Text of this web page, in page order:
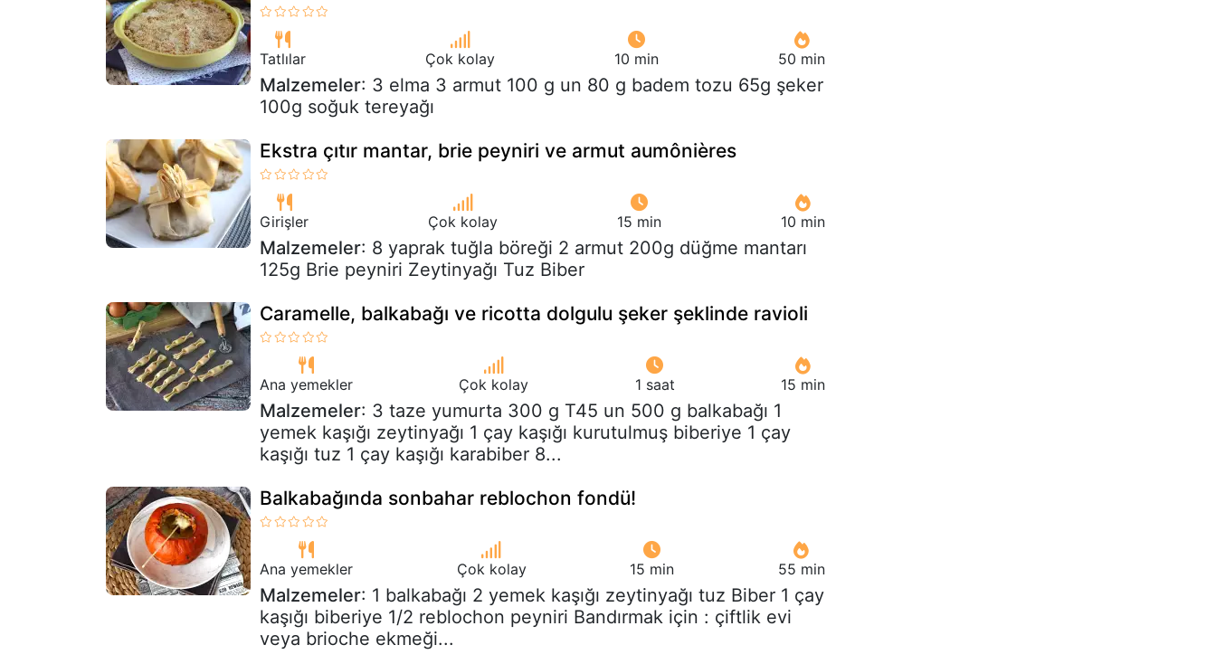
Tatlılar Çok kolay 10 min 50 min
Malzemeler: 3 elma 3 armut 100 g un 80 g badem tozu 65g şeker
100g soğuk tereyağı
Ekstra çıtır mantar, brie peyniri ve armut aumônières
Girişler Çok kolay 15 min 10 min
Malzemeler: 8 yaprak tuğla böreği 2 armut 200g düğme mantarı
125g Brie peyniri Zeytinyağı Tuz Biber
Caramelle, balkabağı ve ricotta dolgulu şeker şeklinde ravioli
Ana yemekler Çok kolay 1 saat 15 min
Malzemeler: 3 taze yumurta 300 g T45 un 500 g balkabağı 1
yemek kaşığı zeytinyağı 1 çay kaşığı kurutulmuş biberiye 1 çay
kaşığı tuz 1 çay kaşığı karabiber 8...
Balkabağında sonbahar reblochon fondü!
Ana yemekler Çok kolay 15 min 55 min
Malzemeler: 1 balkabağı 2 yemek kaşığı zeytinyağı tuz Biber 1 çay
kaşığı biberiye 1/2 reblochon peyniri Bandırmak için : çiftlik evi
veya brioche ekmeği...